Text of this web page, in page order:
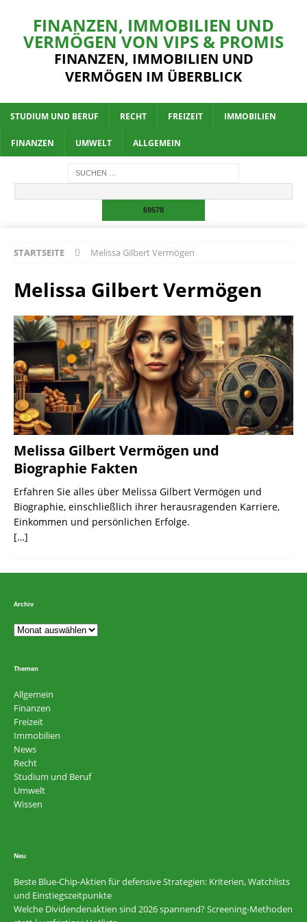
FINANZEN, IMMOBILIEN UND
VERMÖGEN VON VIPS & PROMIS
FINANZEN, IMMOBILIEN UND
VERMÖGEN IM ÜBERBLICK
STUDIUM UND BERUF RECHT FREIZEIT IMMOBILIEN
FINANZEN UMWELT ALLGEMEIN
STARTSEITE Melissa Gilbert Vermögen
Melissa Gilbert Vermögen
Melissa Gilbert Vermögen und
Biographie Fakten
Erfahren Sie alles über Melissa Gilbert Vermögen und
Biographie, einschließlich ihrer herausragenden Karriere,
Einkommen und persönlichen Erfolge.
[…]
Archiv
Themen
Allgemein
Finanzen
Freizeit
Immobilien
News
Recht
Studium und Beruf
Umwelt
Wissen
Neu
Beste Blue-Chip-Aktien für defensive Strategien: Kriterien, Watchlists
und Einstiegszeitpunkte
Welche Dividendenaktien sind 2026 spannend? Screening-Methoden